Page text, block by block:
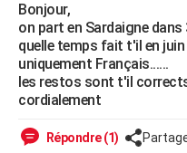
Essais
Réserver un essai
Citadines
Berlines
SUV
Forum auto
+HIGH-TECH
Mobiles
Meilleur smartphone
Internet
Ordinateurs
Jeux vidéo
Guide high-tech
+BRICOLAGE
Forum
Aménagement intérieur
Extérieur
Cuisine
Salle de bains
Jardinage
Rangement
WEEK-END
Guides de France
Escapades
Patrimoine
Expositions
Musées
Week-end nature
LIFESTYLE
Bonjour,
on part en Sardaigne
quelle temps fait t'il en
uniquement Français......
les restos sont t'il
cordialement
Répondre (1)